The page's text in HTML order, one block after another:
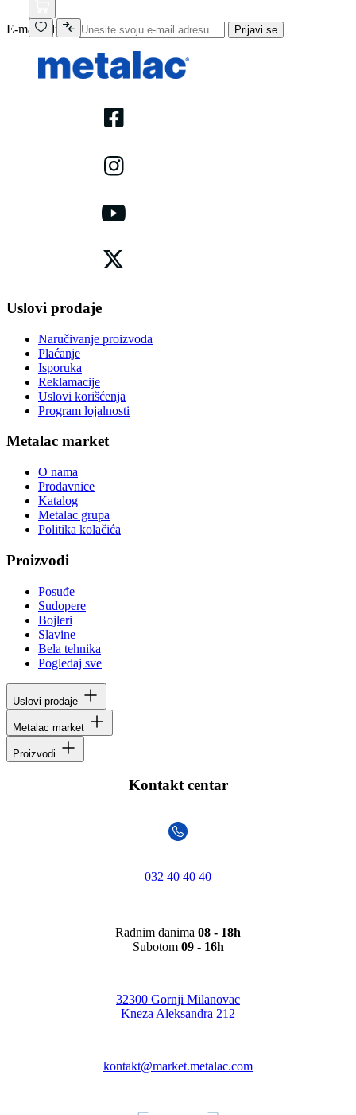
E-mail adresa Prijavi se
Uslovi prodaje
Naručivanje proizvoda
Plaćanje
Isporuka
Reklamacije
Uslovi korišćenja
Program lojalnosti
Metalac market
O nama
Prodavnice
Katalog
Metalac grupa
Politika kolačića
Proizvodi
Posuđe
Sudopere
Bojleri
Slavine
Bela tehnika
Pogledaj sve
Uslovi prodaje
Metalac market
Proizvodi
Kontakt centar
032 40 40 40
Radnim danima 08 - 18h
Subotom 09 - 16h
32300 Gornji Milanovac
Kneza Aleksandra 212
kontakt@market.metalac.com